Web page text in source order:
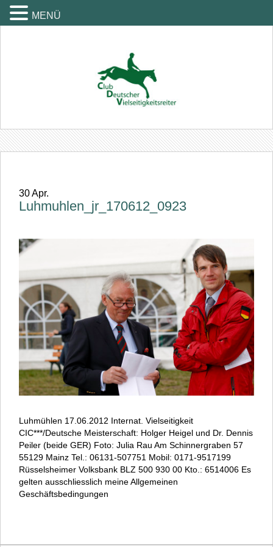
30Apr.
Luhmuhlen_jr_170612_0923
Luhmühlen 17.06.2012 Internat. Vielseitigkeit
CIC***/Deutsche Meisterschaft: Holger Heigel und Dr. Dennis
Peiler (beide GER) Foto: Julia Rau Am Schinnergraben 57
55129 Mainz Tel.: 06131-507751 Mobil: 0171-9517199
Rüsselsheimer Volksbank BLZ 500 930 00 Kto.: 6514006 Es
gelten ausschliesslich meine Allgemeinen
Geschäftsbedingungen
MENÜ